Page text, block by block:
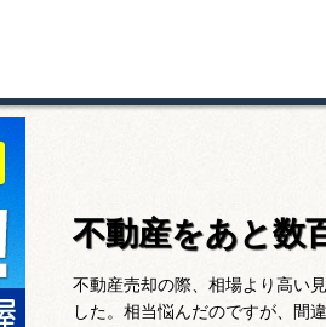
不動産をあと数
不動産売却の際、相場より高い
した。相当悩んだのですが、間